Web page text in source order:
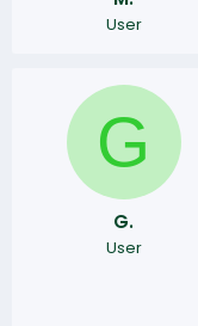
User
G
G.
User